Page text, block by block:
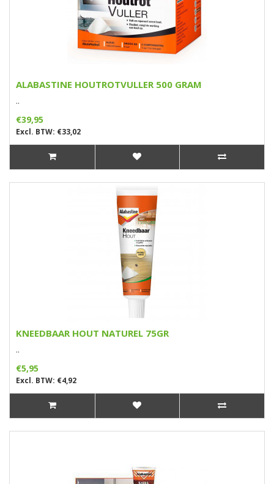
ALABASTINE HOUTROTVULLER 500 GRAM
..
€39,95
Excl. BTW: €33,02
KNEEDBAAR HOUT NATUREL 75GR
..
€5,95
Excl. BTW: €4,92